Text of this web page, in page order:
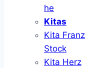
he
Kitas
Kita Franz
Stock
Kita Herz